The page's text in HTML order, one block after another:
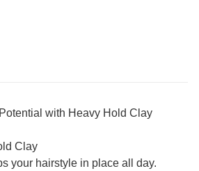
with Heavy Hold Clay
Clay
your hairstyle in place all day.